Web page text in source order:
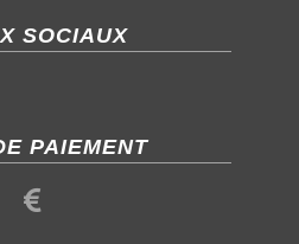
SOCIAUX
PAIEMENT